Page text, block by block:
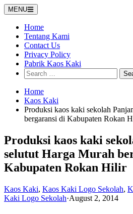
Skip
to
content
MENU
Home
Tentang Kami
Contact Us
Privacy Policy
Pabrik Kaos Kaki
Search
for:
Home
Kaos Kaki
Produksi kaos kaki sekolah
bergaransi di Kabupaten Rokan
Produksi kaos kaki
selutut Harga Murah
Kabupaten Rokan Hilir
Kaos Kaki, Kaos Kaki Logo Sekolah,
Kaki Logo Sekolah·August 2, 2014